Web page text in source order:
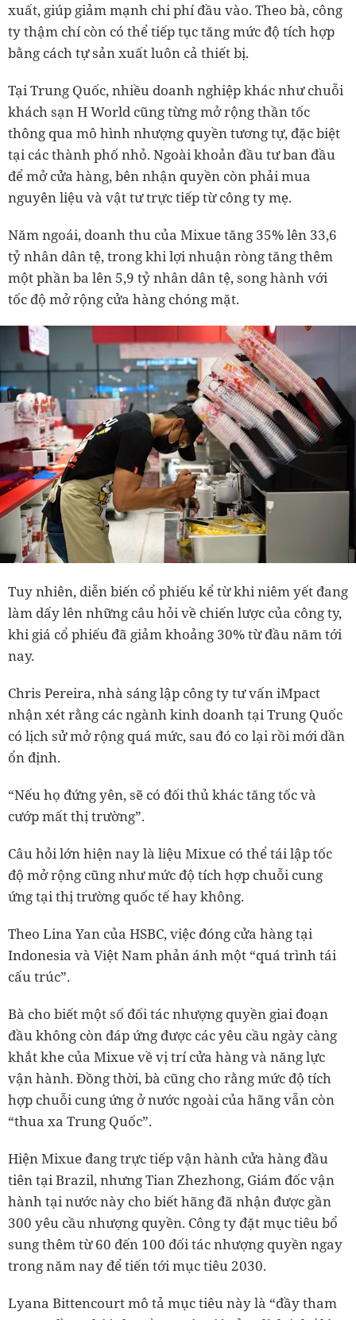
xuất, giúp giảm mạnh chi phí đầu vào. Theo bà, công
ty thậm chí còn có thể tiếp tục tăng mức độ tích hợp
bằng cách tự sản xuất luôn cả thiết bị.
Tại Trung Quốc, nhiều doanh nghiệp khác như chuỗi
khách sạn H World cũng từng mở rộng thần tốc
thông qua mô hình nhượng quyền tương tự, đặc biệt
tại các thành phố nhỏ. Ngoài khoản đầu tư ban đầu
để mở cửa hàng, bên nhận quyền còn phải mua
nguyên liệu và vật tư trực tiếp từ công ty mẹ.
Năm ngoái, doanh thu của Mixue tăng 35% lên 33,6
tỷ nhân dân tệ, trong khi lợi nhuận ròng tăng thêm
một phần ba lên 5,9 tỷ nhân dân tệ, song hành với
tốc độ mở rộng cửa hàng chóng mặt.
Tuy nhiên, diễn biến cổ phiếu kể từ khi niêm yết đang
làm dấy lên những câu hỏi về chiến lược của công ty,
khi giá cổ phiếu đã giảm khoảng 30% từ đầu năm tới
nay.
Chris Pereira, nhà sáng lập công ty tư vấn iMpact
nhận xét rằng các ngành kinh doanh tại Trung Quốc
có lịch sử mở rộng quá mức, sau đó co lại rồi mới dần
ổn định.
“Nếu họ đứng yên, sẽ có đối thủ khác tăng tốc và
cướp mất thị trường”.
Câu hỏi lớn hiện nay là liệu Mixue có thể tái lập tốc
độ mở rộng cũng như mức độ tích hợp chuỗi cung
ứng tại thị trường quốc tế hay không.
Theo Lina Yan của HSBC, việc đóng cửa hàng tại
Indonesia và Việt Nam phản ánh một “quá trình tái
cấu trúc”.
Bà cho biết một số đối tác nhượng quyền giai đoạn
đầu không còn đáp ứng được các yêu cầu ngày càng
khắt khe của Mixue về vị trí cửa hàng và năng lực
vận hành. Đồng thời, bà cũng cho rằng mức độ tích
hợp chuỗi cung ứng ở nước ngoài của hãng vẫn còn
“thua xa Trung Quốc”.
Hiện Mixue đang trực tiếp vận hành cửa hàng đầu
tiên tại Brazil, nhưng Tian Zhezhong, Giám đốc vận
hành tại nước này cho biết hãng đã nhận được gần
300 yêu cầu nhượng quyền. Công ty đặt mục tiêu bổ
sung thêm từ 60 đến 100 đối tác nhượng quyền ngay
trong năm nay để tiến tới mục tiêu 2030.
Lyana Bittencourt mô tả mục tiêu này là “đầy tham